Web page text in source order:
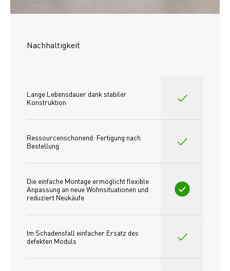
Nachhaltigkeit
Lange Lebensdauer dank stabiler
Konstruktion
Ressourcenschonend: Fertigung nach
Bestellung
Die einfache Montage ermöglicht flexible
Anpassung an neue Wohnsituationen und
reduziert Neukäufe
Im Schadensfall einfacher Ersatz des
defekten Moduls